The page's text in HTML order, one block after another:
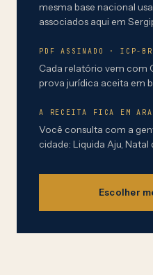
mesma base nacional
associados aqui em
PDF ASSINADO · ICP-
Cada relatório vem com
prova jurídica aceita em
A RECEITA FICA EM
Você consulta com a
cidade: Liquida Aju, Natal
Escolher